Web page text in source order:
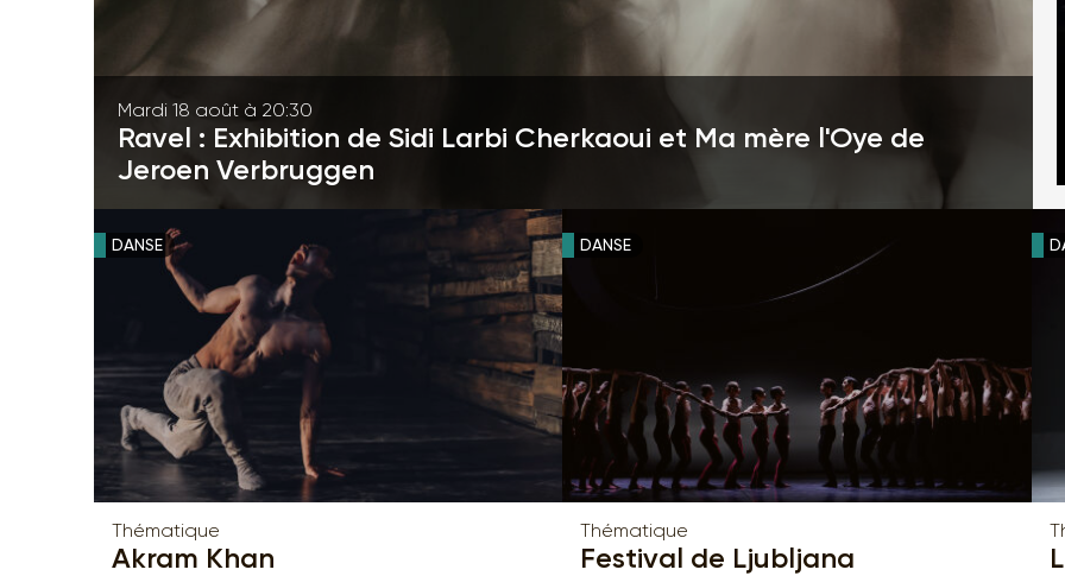
Mardi 18 août à 20:30
Ravel : Exhibition de Sidi Larbi Cherkaoui et Ma mère l'Oye de
Jeroen Verbruggen
DANSE
Thématique
Akram Khan
DANSE
Thématique
Festival de Ljubljana